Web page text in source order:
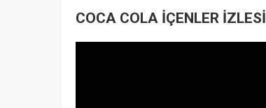
COCA COLA İÇENLER